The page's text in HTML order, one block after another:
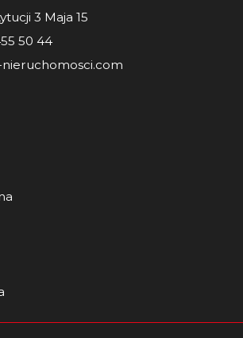
3 Maja 15
50 44
nieruchomosci.com